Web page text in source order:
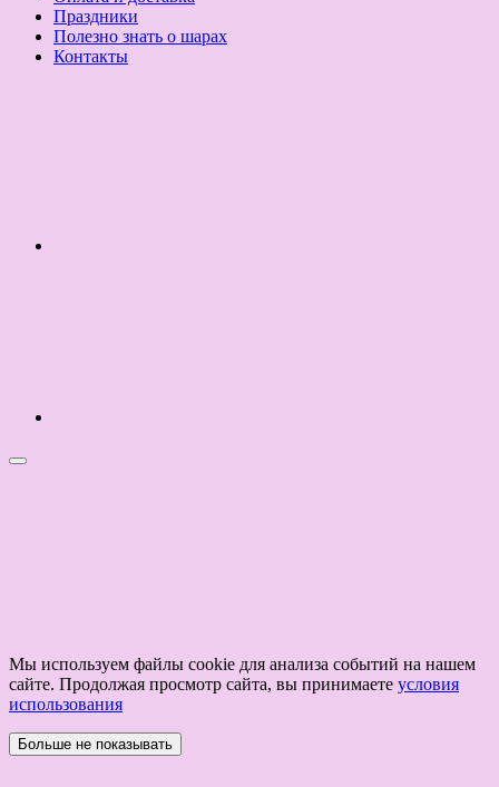
Праздники
Полезно знать о шарах
Контакты
Мы используем файлы cookie для анализа событий на нашем
сайте. Продолжая просмотр сайта, вы принимаете условия
использования
Больше не показывать